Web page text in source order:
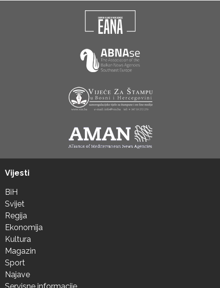
Vijesti
BiH
Svijet
Regija
Ekonomija
Kultura
Magazin
Sport
Najave